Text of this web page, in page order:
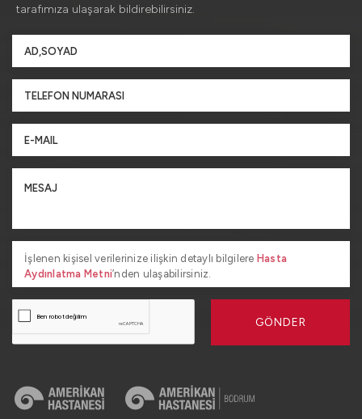
tarafımıza ulaşarak bildirebilirsiniz.
İşlenen kişisel verilerinize ilişkin detaylı bilgilere Hasta
Aydınlatma Metni’nden ulaşabilirsiniz.
GÖNDER